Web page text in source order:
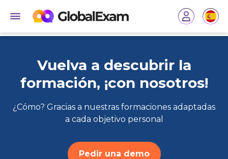
Vuelva a descubrir la
formación, ¡con nosotros!
¿Cómo? Gracias a nuestras formaciones adaptadas
a cada objetivo personal
Pedir una demo